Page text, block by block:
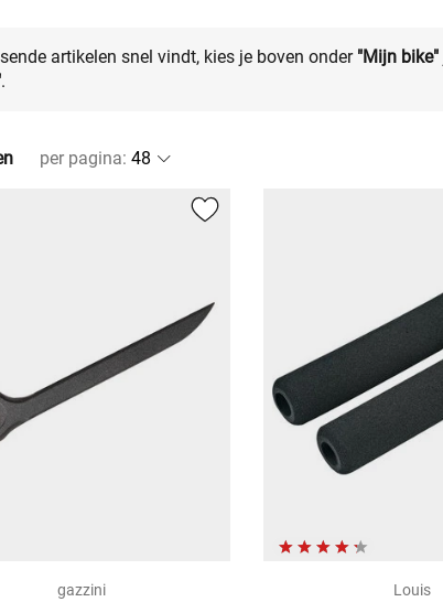
artikelen snel vindt, kies je boven onder "Mijn bike"
.
per pagina:
gazzini
Louis